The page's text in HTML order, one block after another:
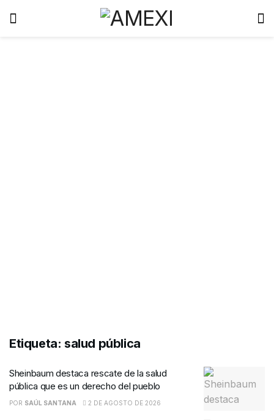
Etiqueta: salud pública
Sheinbaum destaca rescate de la salud
pública que es un derecho del pueblo
POR SAÚL SANTANA 2 DE AGOSTO DE 2026